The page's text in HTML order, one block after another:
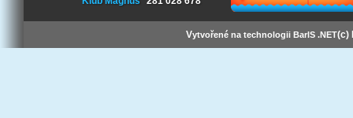
Vytvořené na technologii BarIS .NET(c)